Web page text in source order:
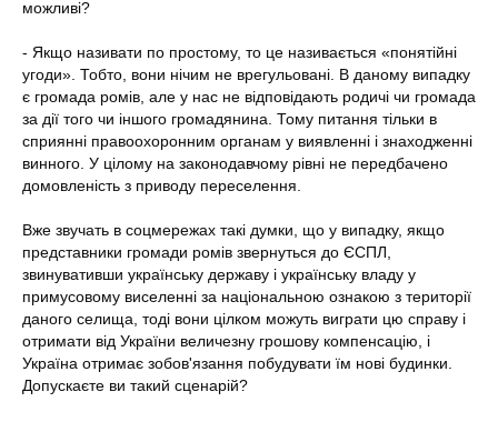
можливі?
- Якщо називати по простому, то це називається «понятійні
угоди». Тобто, вони нічим не врегульовані. В даному випадку
є громада ромів, але у нас не відповідають родичі чи громада
за дії того чи іншого громадянина. Тому питання тільки в
сприянні правоохоронним органам у виявленні і знаходженні
винного. У цілому на законодавчому рівні не передбачено
домовленість з приводу переселення.
Вже звучать в соцмережах такі думки, що у випадку, якщо
представники громади ромів звернуться до ЄСПЛ,
звинувативши українську державу і українську владу у
примусовому виселенні за національною ознакою з території
даного селища, тоді вони цілком можуть виграти цю справу і
отримати від України величезну грошову компенсацію, і
Україна отримає зобов'язання побудувати їм нові будинки.
Допускаєте ви такий сценарій?